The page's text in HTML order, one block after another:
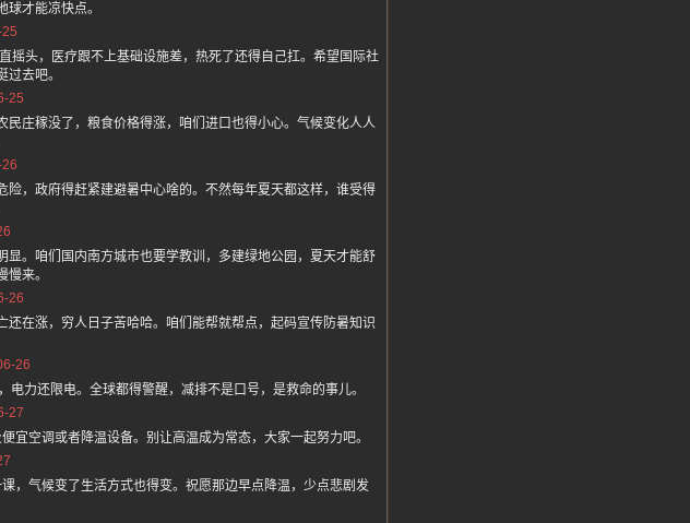
才能凉快点。
摇头，医疗跟不上基础设施差，热死了还得自己扛。希望国际社
去吧。
25
庄稼没了，粮食价格得涨，咱们进口也得小心。气候变化人人
，政府得赶紧建避暑中心啥的。不然每年夏天都这样，谁受得
。咱们国内南方城市也要学教训，多建绿地公园，夏天才能舒
来。
26
在涨，穷人日子苦哈哈。咱们能帮就帮点，起码宣传防暑知识
26
力还限电。全球都得警醒，减排不是口号，是救命的事儿。
27
宜空调或者降温设备。别让高温成为常态，大家一起努力吧。
，气候变了生活方式也得变。祝愿那边早点降温，少点悲剧发